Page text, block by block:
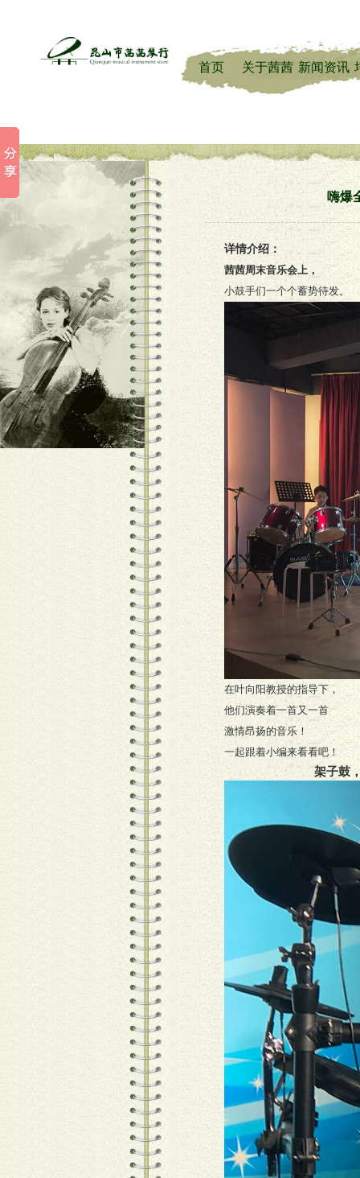
首页 关于茜茜 新闻资讯
嗨爆
详情介绍：
茜茜周末音乐会上，
小鼓手们一个个蓄势待发。
在叶向阳教授的指导下，
他们演奏着一首又一首
激情昂扬的音乐！
一起跟着小编来看看吧！
架子鼓，我们